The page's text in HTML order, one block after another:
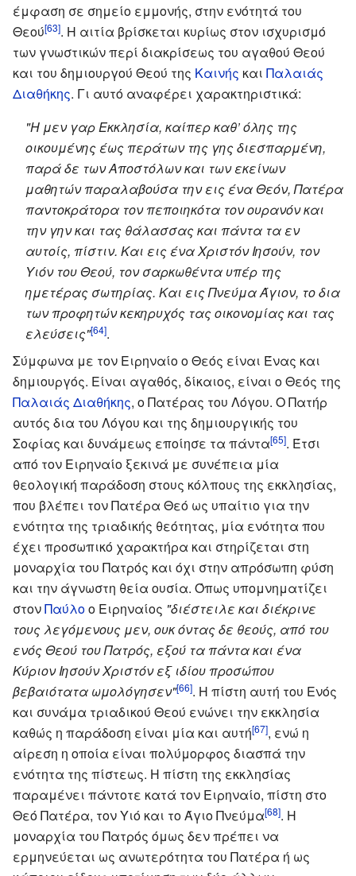
έμφαση σε σημείο εμμονής, στην ενότητά του
Θεού[63]. Η αιτία βρίσκεται κυρίως στον ισχυρισμό
των γνωστικών περί διακρίσεως του αγαθού Θεού
και του δημιουργού Θεού της Καινής και Παλαιάς
Διαθήκης. Γι αυτό αναφέρει χαρακτηριστικά:
"Η μεν γαρ Εκκλησία, καίπερ καθ’ όλης της
οικουμένης έως περάτων της γης διεσπαρμένη,
παρά δε των Αποστόλων και των εκείνων
μαθητών παραλαβούσα την εις ένα Θεόν, Πατέρα
παντοκράτορα τον πεποιηκότα τον ουρανόν και
την γην και τας θάλασσας και πάντα τα εν
αυτοίς, πίστιν. Και εις ένα Χριστόν Ιησούν, τον
Υιόν του Θεού, τον σαρκωθέντα υπέρ της
ημετέρας σωτηρίας. Και εις Πνεύμα Άγιον, το δια
των προφητών κεκηρυχός τας οικονομίας και τας
ελεύσεις"[64].
Σύμφωνα με τον Ειρηναίο ο Θεός είναι Ένας και
δημιουργός. Είναι αγαθός, δίκαιος, είναι ο Θεός της
Παλαιάς Διαθήκης, ο Πατέρας του Λόγου. Ο Πατήρ
αυτός δια του Λόγου και της δημιουργικής του
Σοφίας και δυνάμεως εποίησε τα πάντα[65]. Έτσι
από τον Ειρηναίο ξεκινά με συνέπεια μία
θεολογική παράδοση στους κόλπους της εκκλησίας,
που βλέπει τον Πατέρα Θεό ως υπαίτιο για την
ενότητα της τριαδικής θεότητας, μία ενότητα που
έχει προσωπικό χαρακτήρα και στηρίζεται στη
μοναρχία του Πατρός και όχι στην απρόσωπη φύση
και την άγνωστη θεία ουσία. Όπως υπομνηματίζει
στονΠαύλοο Ειρηναίος "διέστειλε και διέκρινε
τους λεγόμενους μεν, ουκ όντας δε θεούς, από του
ενός Θεού του Πατρός, εξού τα πάντα και ένα
Κύριον Ιησούν Χριστόν εξ ιδίου προσώπου
βεβαιότατα ωμολόγησεν"[66]. Η πίστη αυτή του Ενός
και συνάμα τριαδικού Θεού ενώνει την εκκλησία
καθώς η παράδοση είναι μία και αυτή[67], ενώ η
αίρεση η οποία είναι πολύμορφος διασπά την
ενότητα της πίστεως. Η πίστη της εκκλησίας
παραμένει πάντοτε κατά τον Ειρηναίο, πίστη στο
Θεό Πατέρα, τον Υιό και το Άγιο Πνεύμα[68]. Η
μοναρχία του Πατρός όμως δεν πρέπει να
ερμηνεύεται ως ανωτερότητα του Πατέρα ή ως